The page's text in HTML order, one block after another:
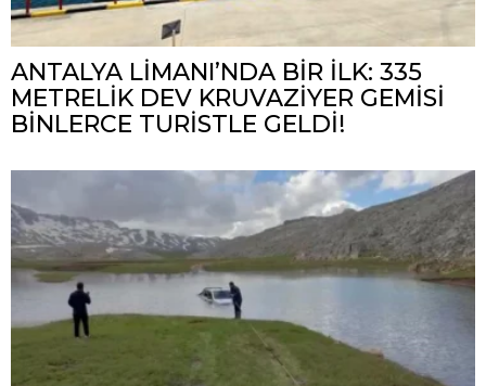
ANTALYA LİMANI’NDA BİR İLK: 335
METRELİK DEV KRUVAZİYER GEMİSİ
BİNLERCE TURİSTLE GELDİ!